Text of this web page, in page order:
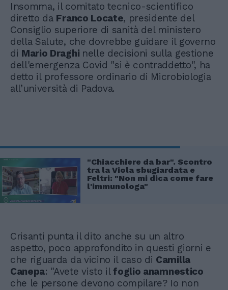
Insomma, il comitato tecnico-scientifico
diretto da Franco Locate, presidente del
Consiglio superiore di sanità del ministero
della Salute, che dovrebbe guidare il governo
di Mario Draghi nelle decisioni sulla gestione
dell'emergenza Covid "si è contraddetto", ha
detto il professore ordinario di Microbiologia
all’università di Padova.
"Chiacchiere da bar". Scontro
tra la Viola sbugiardata e
Feltri: "Non mi dica come fare
l'immunologa"
Crisanti punta il dito anche su un altro
aspetto, poco approfondito in questi giorni e
che riguarda da vicino il caso di Camilla
Canepa: "Avete visto ilfoglio anamnestico
che le persone devono compilare? Io non